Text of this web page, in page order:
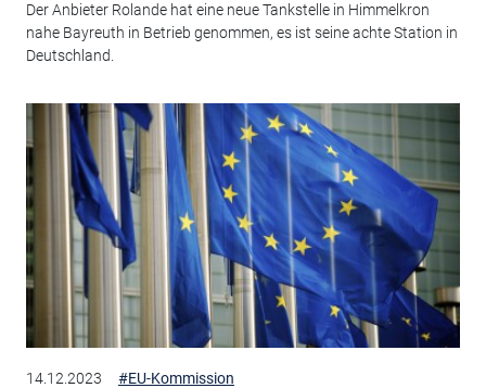
Der Anbieter Rolande hat eine neue Tankstelle in Himmelkron
nahe Bayreuth in Betrieb genommen, es ist seine achte Station in
Deutschland.
14.12.2023 #EU-Kommission